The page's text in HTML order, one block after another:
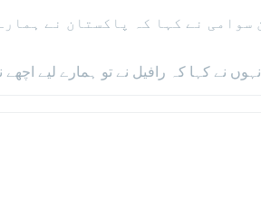
انہوں نے کہا کہ رافیل نے تو ہمارے لیے